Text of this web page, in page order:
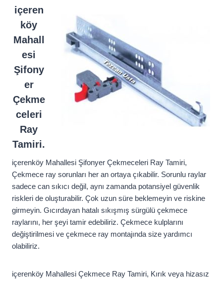
içeren
köy
Mahall
esi
Şifony
er
Çekme
celeri
Ray
Tamiri.
içerenköy Mahallesi Şifonyer Çekmeceleri Ray Tamiri,
Çekmece ray sorunları her an ortaya çıkabilir. Sorunlu raylar
sadece can sıkıcı değil, aynı zamanda potansiyel güvenlik
riskleri de oluşturabilir. Çok uzun süre beklemeyin ve riskine
girmeyin. Gıcırdayan hatalı sıkışmış sürgülü çekmece
raylarını, her şeyi tamir edebiliriz. Çekmece kulplarını
değiştirilmesi ve çekmece ray montajında size yardımcı
olabiliriz.
içerenköy Mahallesi Çekmece Ray Tamiri, Kırık veya hizasız